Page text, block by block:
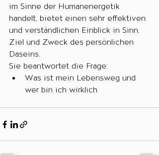
im Sinne der Humanenergetik
handelt, bietet einen sehr effektiven
und verständlichen Einblick in Sinn,
Ziel und Zweck des persönlichen
Daseins.
Sie beantwortet die Frage:
Was ist mein Lebensweg und
wer bin ich wirklich